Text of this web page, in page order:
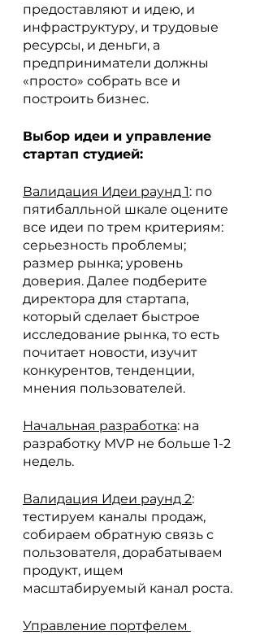
предоставляют и идею, и
инфраструктуру, и трудовые
ресурсы, и деньги, а
предприниматели должны
«просто» собрать все и
построить бизнес.
Выбор идеи и управление
стартап студией:
Валидация Идеи раунд 1: по
пятибалльной шкале оцените
все идеи по трем критериям:
серьезность проблемы;
размер рынка; уровень
доверия. Далее подберите
директора для стартапа,
который сделает быстрое
исследование рынка, то есть
почитает новости, изучит
конкурентов, тенденции,
мнения пользователей.
Начальная разработка: на
разработку MVP не больше 1-2
недель.
Валидация Идеи раунд 2:
тестируем каналы продаж,
собираем обратную связь с
пользователя, дорабатываем
продукт, ищем
масштабируемый канал роста.
Управление портфелем